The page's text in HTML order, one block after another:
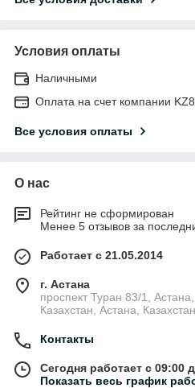
Условия оплаты
Наличными
Оплата на счет компании
Все условия оплаты
О нас
Рейтинг не сформирован
Менее 5 отзывов за
Работает с 21.05.2014
г. Астана
проспект Туран 83/1,
Казахстан, Астана, Казахстан
Контакты
Сегодня работает с 09:00
Показать весь график